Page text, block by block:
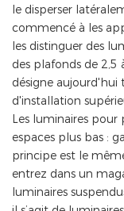
le disperser
commencé à les
les distinguer des
des plafonds de 2,5
désigne
d'installation
Les luminaires
espaces plus bas :
principe est le
entrez dans un
luminaires